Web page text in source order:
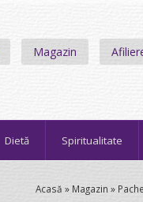
Magazin
Dietă Spiritualitate
Acasă » Magazin »